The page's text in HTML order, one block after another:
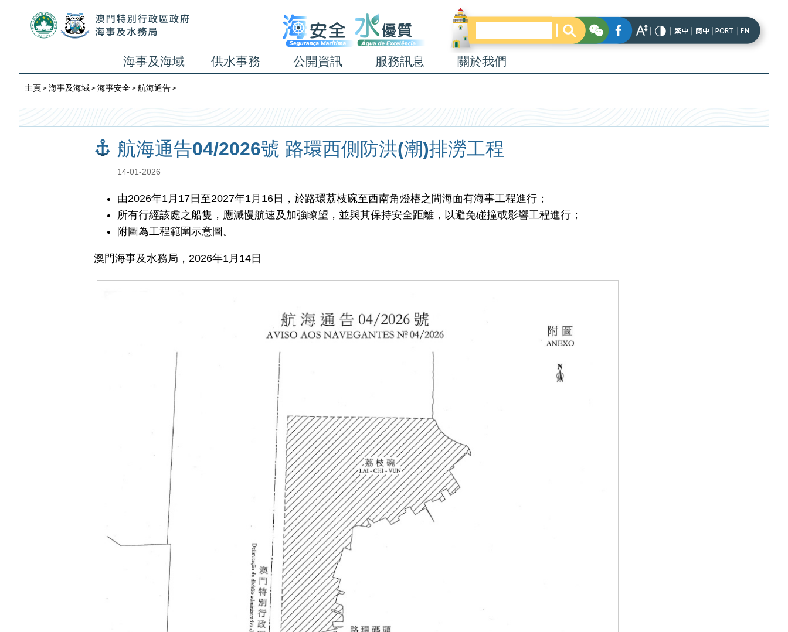
海事及海域 供水事務 公開資訊 服務訊息 關於我們
主頁 > 海事及海域 > 海事安全 > 航海通告 >
航海通告04/2026號 路環西側防洪(潮)排澇工程
14-01-2026
由2026年1月17日至2027年1月16日，於路環荔枝碗至西南角燈樁之間海面有海事工程進行；
所有行經該處之船隻，應減慢航速及加強瞭望，並與其保持安全距離，以避免碰撞或影響工程進行；
附圖為工程範圍示意圖。
澳門海事及水務局，2026年1月14日